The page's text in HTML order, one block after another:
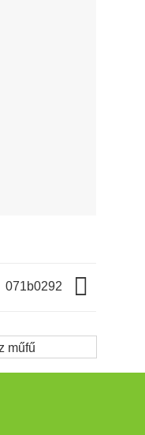
071b0292